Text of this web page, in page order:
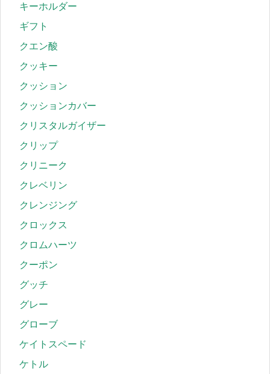
キーホルダー
ギフト
クエン酸
クッキー
クッション
クッションカバー
クリスタルガイザー
クリップ
クリニーク
クレベリン
クレンジング
クロックス
クロムハーツ
クーポン
グッチ
グレー
グローブ
ケイトスペード
ケトル